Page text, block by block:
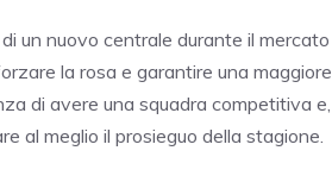
un nuovo centrale durante il mercato
la rosa e garantire una maggiore
di avere una squadra competitiva e,
al meglio il prosieguo della stagione.